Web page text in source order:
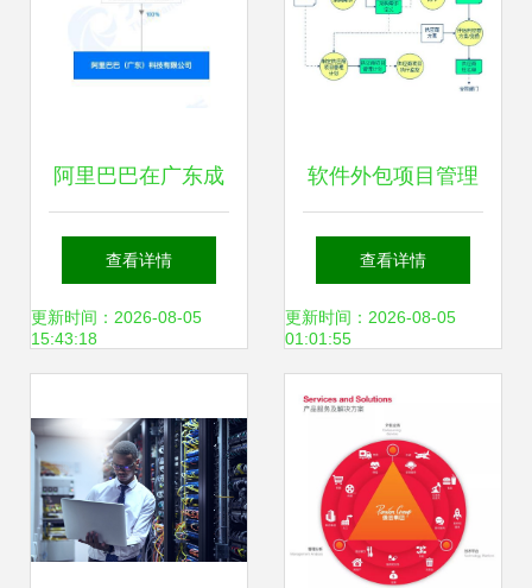
阿里巴巴在广东成
立新公司，关注区
块链技术的应用与
查看详情
更新时间：2026-08-05
15:43:18
软件外包项目管理
的策略与实践 如何
确保软件外包服务
的成功
查看详情
更新时间：2026-08-05
01:01:55